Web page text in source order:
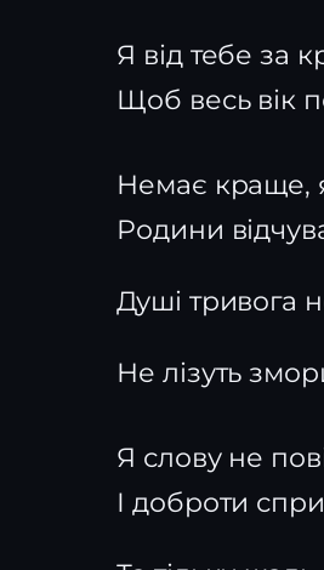
Я від тебе за
Щоб весь вік
Немає краще,
Родини
Душі тривога
Не лізуть
Я слову не
І доброти